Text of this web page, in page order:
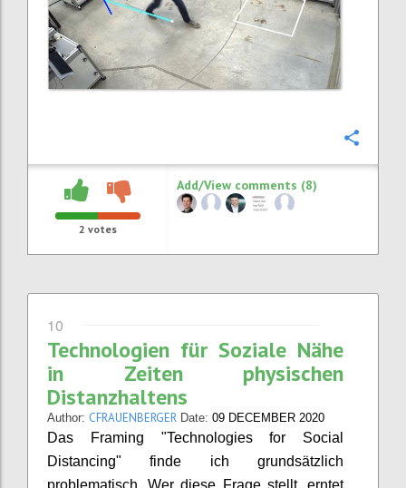
2 votes
Add/View comments (8)
10
Technologien für Soziale Nähe
in Zeiten physischen
Distanzhaltens
Author: CFRAUENBERGER Date: 09 DECEMBER 2020
Das Framing "Technologies for Social
Distancing" finde ich grundsätzlich